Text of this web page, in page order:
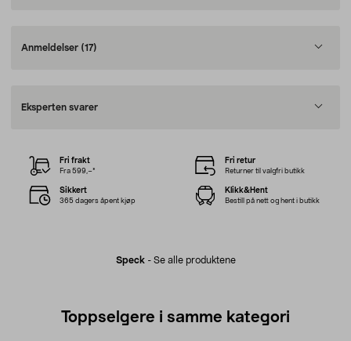
Anmeldelser (17)
Eksperten svarer
Speck- Se alle produktene
Fri frakt
Fra 599,–*
Fri retur
Returner til valgfri butikk
Sikkert
365 dagers åpent kjøp
Klikk&Hent
Bestill på nett og hent i butikk
Toppselgere i samme kategori